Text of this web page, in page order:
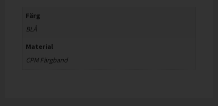
Färg
BLÅ
Material
CPM Färgband